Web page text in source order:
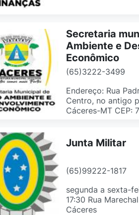
Secretaria
Ambiente e
Econômico
(65)3222-3499
Endereço: Rua
Centro, no antigo
Cáceres-MT CEP:
Junta Militar
(65)99222-1817
segunda a sexta-
17:30 Rua
Cáceres